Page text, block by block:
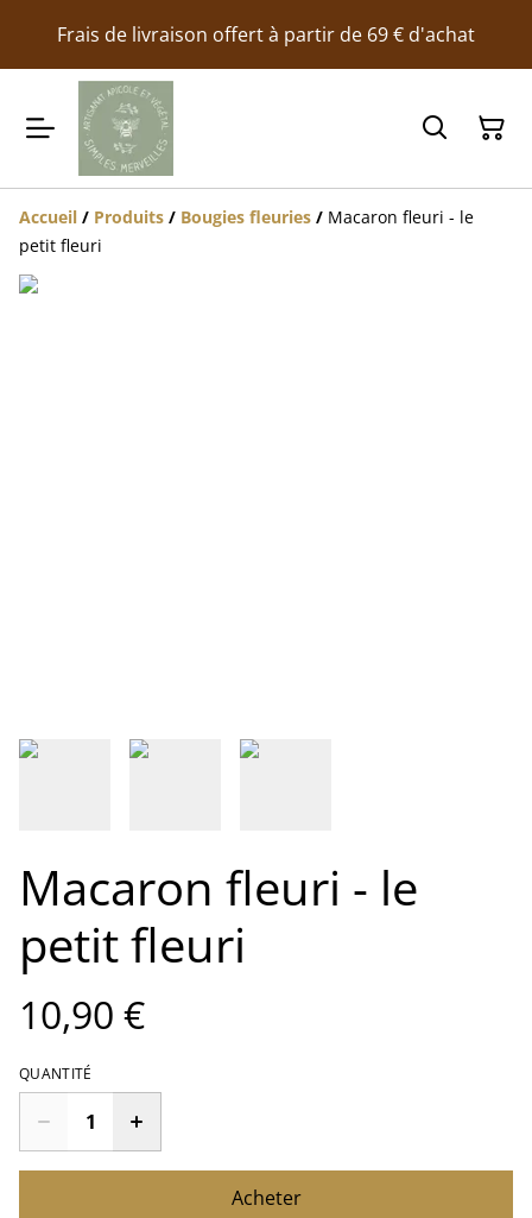
Frais de livraison offert à partir de 69 € d'achat
Accueil / Produits / Bougies fleuries / Macaron fleuri - le
petit fleuri
Macaron fleuri - le
petit fleuri
10,90 €
QUANTITÉ
Acheter